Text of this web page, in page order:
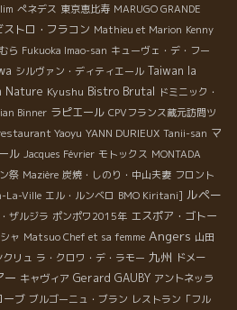
ぺネデス 東京恵比寿 MARUGO GRANDE
ストロ・フラコン Mathieu et Marion Kenny
ら Fukuoka Imao-san キューヴェ・デ・フー
シルヴァン・ディティエール Taiwan la
Nature Kyushu Bistro Brutal ドミニック・
Binner ラピエール CPVフランス蔵元訪問ツ
Yaoyu YANN DURIEUX Tanii-san マ
ル Jacques Février モトックス MONTADA
祭 Mazière 炭焼・しのり・中山夫妻 フロント
La-Ville エル・ルンベロ BMO Kiritani] ルペー
ザルジラ ポンポワ2015年 エスポア・ゴトー
ャ Matsuo Chef et sa femme Angers 山田
リュ ラ・クロワ・デ・ラモー 九州 ドメー
ー キャヴィア Gerard GAUBY アントネッラ
ーブ ブルゴーニュ・ブラン レストラン「フル